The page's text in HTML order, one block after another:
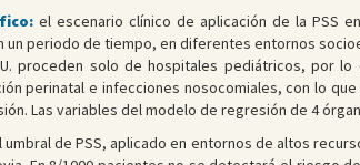
el escenario clínico de aplicación de la PSS
un periodo de tiempo, en diferentes entornos
proceden solo de hospitales pediátricos, por
perinatal e infecciones nosocomiales, con lo
Las variables del modelo de regresión de 4
de PSS, aplicado en entornos de altos